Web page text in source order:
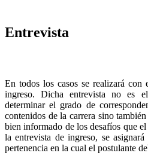
Entrevista
En todos los casos se realizará con
ingreso. Dicha entrevista no es
determinar el grado de
contenidos de la carrera sino
bien informado de los desafíos que
la entrevista de ingreso, se
pertenencia en la cual el postulante